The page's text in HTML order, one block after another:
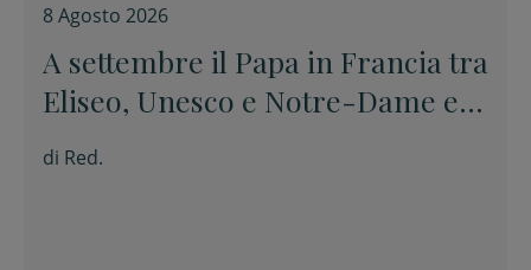
8 Agosto 2026
A settembre il Papa in Francia tra
Eliseo, Unesco e Notre-Dame e
poi a Lourdes
di Red.